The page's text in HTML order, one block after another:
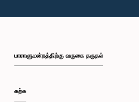
பாராளுமன்றத்திற்கு வருகை தருதல்
கற்க